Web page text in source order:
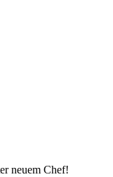
neuem Chef!